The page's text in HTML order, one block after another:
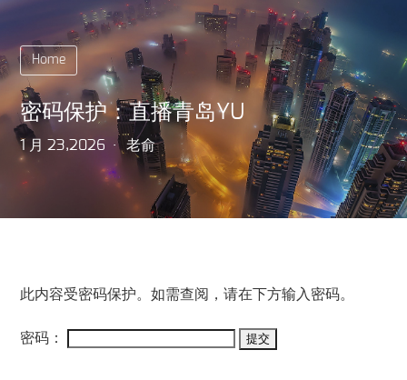
Home
密码保护：直播青岛YU
1 月 23,2026 老俞
此内容受密码保护。如需查阅，请在下方输入密码。
密码：